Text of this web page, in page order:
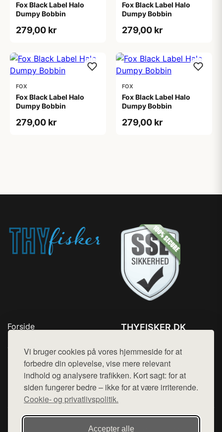
Vi bruger cookies på vores hjemmeside for at
forbedre din oplevelse, vise mere relevant
indhold og analysere trafikken. Kort sagt: for at
siden fungerer bedre – ikke for at være irriterende.
Cookie- og privatlivspolitik.
Accepter alle
Fox Black Label Halo
Dumpy Bobbin
279,00 kr
Fox Black Label Halo
Dumpy Bobbin
279,00 kr
FOX
Fox Black Label Halo
Dumpy Bobbin
279,00 kr
FOX
Fox Black Label Halo
Dumpy Bobbin
279,00 kr
Forside
Top Rabatter
Kontakt
THYFISKER.DK
Mail: hej@want.dk
Cookie- og privatlivspolitik
Denne side er en del af want.dk, der udgiver en række